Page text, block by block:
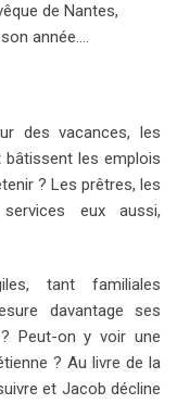
de Nantes,
année….
des vacances, les
les emplois
? Les prêtres, les
services eux aussi,
tant familiales
davantage ses
Peut-on y voir une
? Au livre de la
et Jacob décline